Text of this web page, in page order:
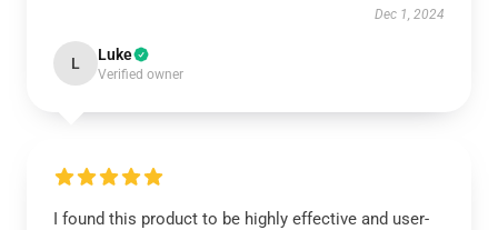
Dec 1, 2024
L Luke
Verified owner
I found this product to be highly effective and user-